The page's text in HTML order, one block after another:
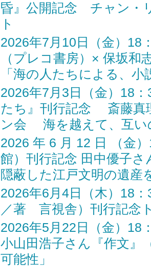
昏』公開記念 チャン・
ト
2026年7月10日（金）
（プレコ書房）× 保坂
「海の人たちによる、
2026年7月3日（金）18
たち』刊行記念 斎藤真
ン会 海を越えて、互い
2026 年 6 月 12 日 （金
館）刊行記念 田中優子
隠蔽した江戸文明の遺産
2026年6月4日（木）18
／著 言視舎）刊行記念
2026年5月22日（金）18
小山田浩子さん『作文』
可能性」